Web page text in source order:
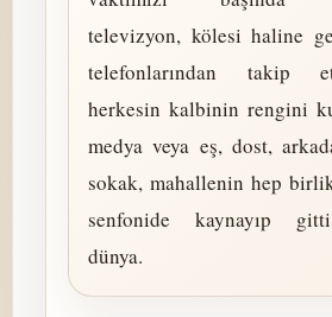
televizyon, kölesi haline
telefonlarından takip
herkesin kalbinin rengini
medya veya eş, dost,
sokak, mahallenin hep
senfonide kaynayıp
dünya.